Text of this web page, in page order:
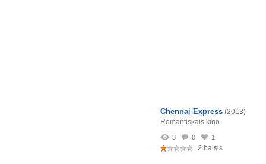
Chennai Express (2013)
Romantiskais kino
3 0 1
2 balsis